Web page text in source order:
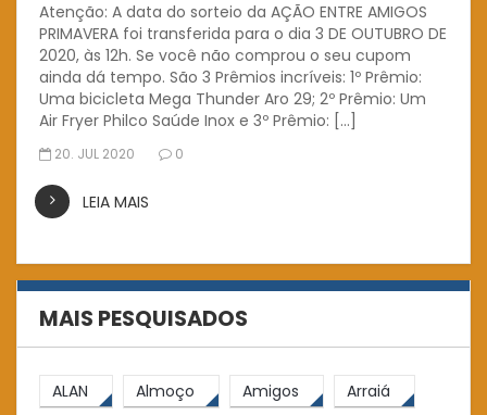
Atenção: A data do sorteio da AÇÃO ENTRE AMIGOS
PRIMAVERA foi transferida para o dia 3 DE OUTUBRO DE
2020, às 12h. Se você não comprou o seu cupom
ainda dá tempo. São 3 Prêmios incríveis: 1º Prêmio:
Uma bicicleta Mega Thunder Aro 29; 2º Prêmio: Um
Air Fryer Philco Saúde Inox e 3º Prêmio: […]
20. JUL 2020 0
LEIA MAIS
MAIS PESQUISADOS
ALAN Almoço Amigos Arraiá